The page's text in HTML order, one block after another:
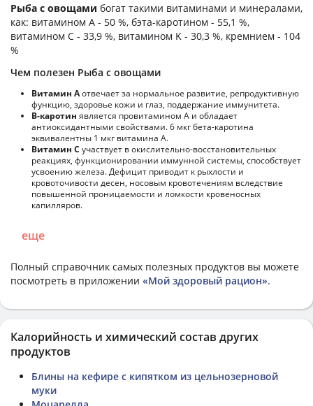
Рыба с овощами богат такими витаминами и минералами,
как: витамином А - 50 %, бэта-каротином - 55,1 %,
витамином C - 33,9 %, витамином K - 30,3 %, кремнием - 104
%
Чем полезен Рыба с овощами
Витамин Аотвечает за нормальное развитие, репродуктивную
функцию, здоровье кожи и глаз, поддержание иммунитета.
В-каротин является провитамином А и обладает
антиоксидантными свойствами. 6 мкг бета-каротина
эквивалентны 1 мкг витамина А.
Витамин С участвует в окислительно-восстановительных
реакциях, функционировании иммунной системы, способствует
усвоению железа. Дефицит приводит к рыхлости и
кровоточивости десен, носовым кровотечениям вследствие
повышенной проницаемости и ломкости кровеносных
капилляров.
еще
Полный справочник самых полезных продуктов вы можете
посмотреть в приложении «Мой здоровый рацион».
Калорийность и химический состав других
продуктов
Блины на кефире с кипятком из цельнозерновой
муки